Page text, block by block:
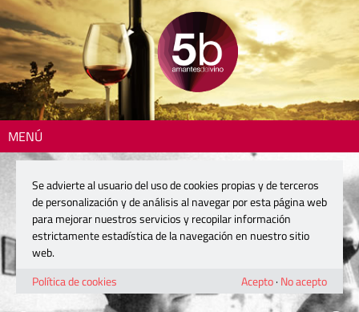
MENÚ
Se advierte al usuario del uso de cookies propias y de terceros
de personalización y de análisis al navegar por esta página web
para mejorar nuestros servicios y recopilar información
estrictamente estadística de la navegación en nuestro sitio
web.
Política de cookies
Acepto· No acepto